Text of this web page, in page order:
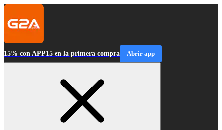
15% con APP15 en la primera compra Abrir app